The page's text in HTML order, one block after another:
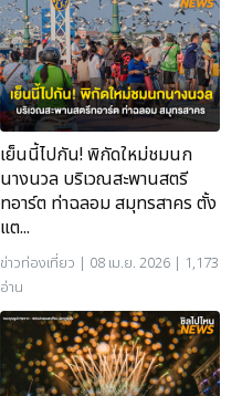
เย็นนี้ไปกัน! พิกัดใหม่ชมนก
นางนวล บริเวณสะพานสตรี
ทอาร์ต ท่าฉลอม สมุทรสาคร ตั้ง
แต...
ข่าวท่องเที่ยว | 08 เม.ย. 2026 | 1,173
อ่าน